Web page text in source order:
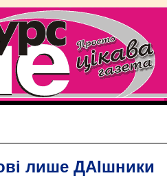
лише ДАІшники